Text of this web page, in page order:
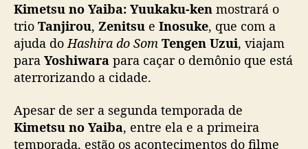
Kimetsu no Yaiba: Yuukaku-ken mostrará o
trio Tanjirou, Zenitsu e Inosuke, que com a
ajuda doHashira do Som Tengen Uzui, viajam
para Yoshiwara para caçar o demônio que está
aterrorizando a cidade.
Apesar de ser a segunda temporada de
Kimetsu no Yaiba, entre ela e a primeira
temporada, estão os acontecimentos do filme